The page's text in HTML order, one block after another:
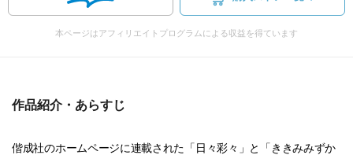
本ページはアフィリエイトプログラムによる収益を得ています
作品紹介・あらすじ
偕成社のホームページに連載された「日々彩々」と「ききみみずか